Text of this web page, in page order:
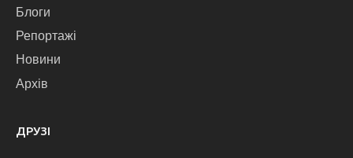
Блоги
Репортажі
Новини
Архів
ДРУЗІ